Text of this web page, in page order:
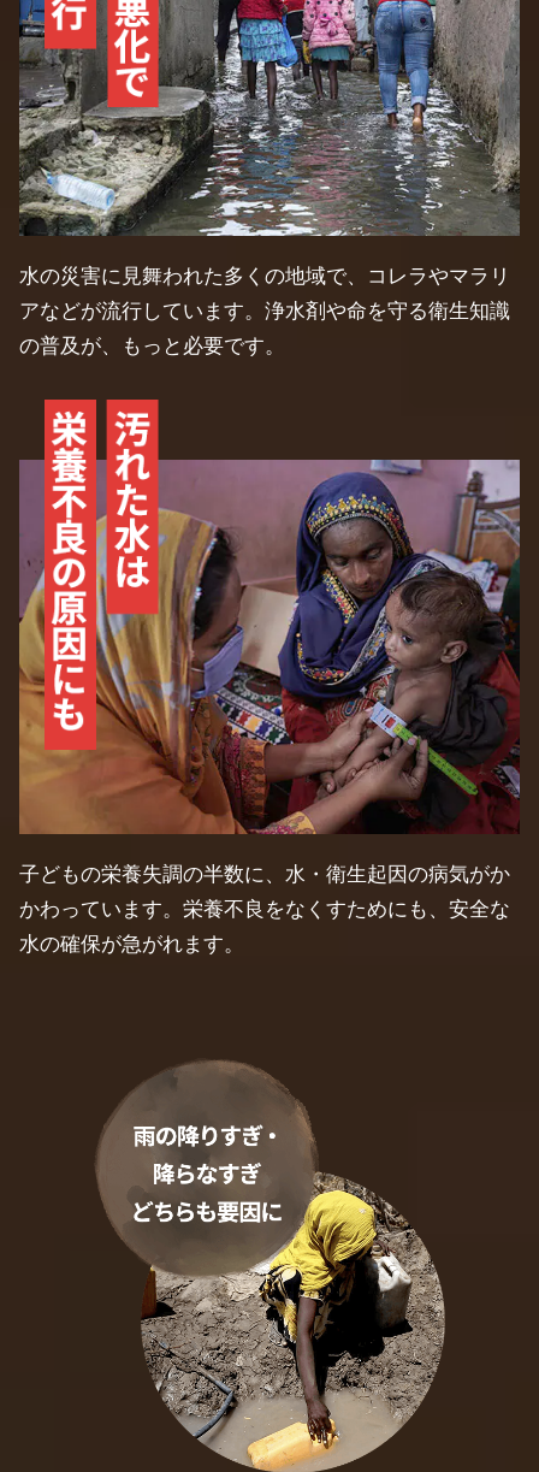
水の災害に見舞われた多くの地域で、コレラやマラリ
アなどが流行しています。浄水剤や命を守る衛生知識
の普及が、もっと必要です。
子どもの栄養失調の半数に、水・衛生起因の病気がか
かわっています。栄養不良をなくすためにも、安全な
水の確保が急がれます。